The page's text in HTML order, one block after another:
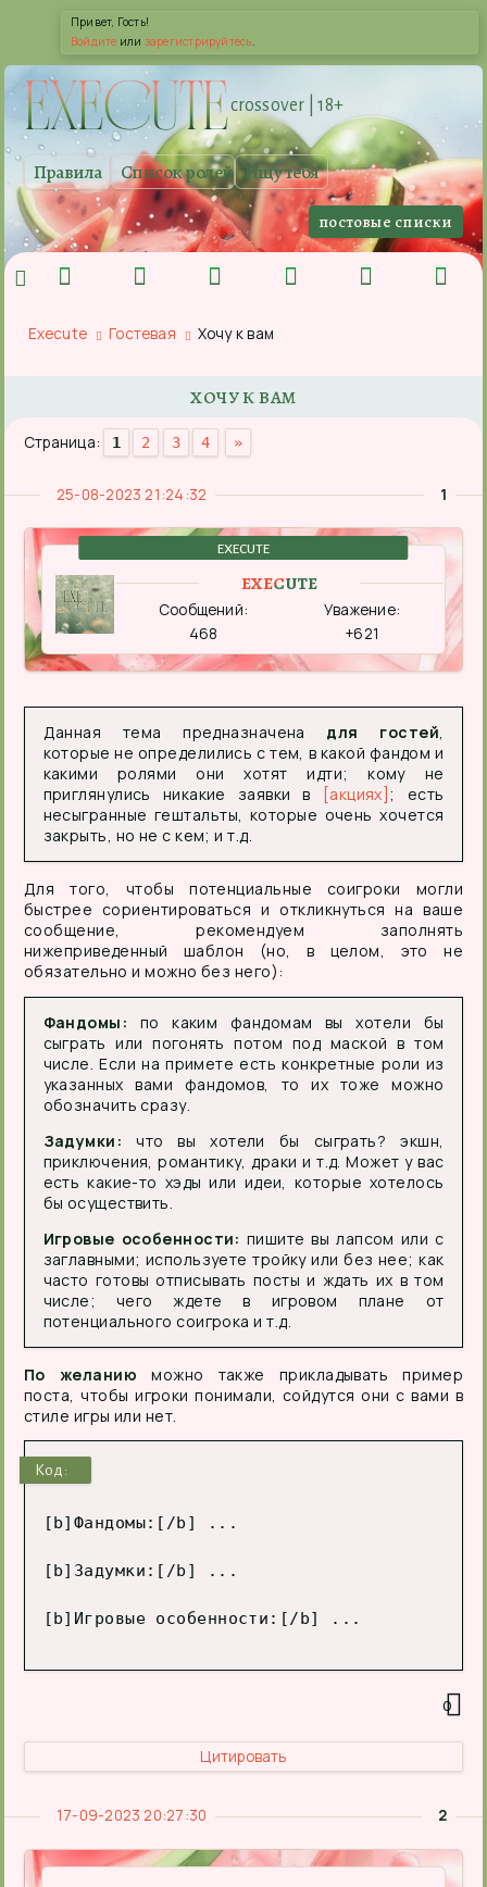
Правила Список ролей Ищу тебя
EXECUTEcrossover | 18+
постовые списки
Привет, Гость!
Войдите или зарегистрируйтесь.
Execute Гостевая Хочу к вам
ХОЧУ К ВАМ
Страница: 1 2 3 4 »
1
25-08-2023 21:24:32
EXECUTE
EXECUTE
Сообщений:
468
Уважение:
+621
Данная тема предназначена для гостей,
которые не определились с тем, в какой фандом и
какими ролями они хотят идти; кому не
приглянулись никакие заявки в
[акциях] ; есть
несыгранные гештальты, которые очень хочется
закрыть, но не с кем; и т.д.
Для того, чтобы потенциальные соигроки могли
быстрее сориентироваться и откликнуться на ваше
сообщение, рекомендуем заполнять
нижеприведенный шаблон (но, в целом, это не
обязательно и можно без него):
Фандомы: по каким фандомам вы хотели бы
сыграть или погонять потом под маской в том
числе. Если на примете есть конкретные роли из
указанных вами фандомов, то их тоже можно
обозначить сразу.
Задумки: что вы хотели бы сыграть? экшн,
приключения, романтику, драки и т.д. Может у вас
есть какие-то хэды или идеи, которые хотелось
бы осуществить.
Игровые особенности: пишите вы лапсом или с
заглавными; используете тройку или без нее; как
часто готовы отписывать посты и ждать их в том
числе; чего ждете в игровом плане от
потенциального соигрока и т.д.
По желанию можно также прикладывать пример
поста, чтобы игроки понимали, сойдутся они с вами в
стиле игры или нет.
Код:
[b]Фандомы:[/b] ...
[b]Задумки:[/b] ...
0
Цитировать
2
17-09-2023 20:27:30